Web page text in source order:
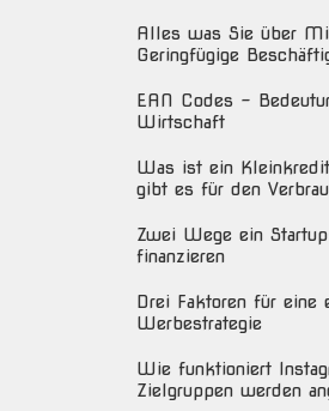
Alles was Sie über
Geringfügige
EAN Codes –
Wirtschaft
Was ist ein
gibt es für den
Zwei Wege ein
finanzieren
Drei Faktoren für eine
Werbestrategie
Wie funktioniert
Zielgruppen werden